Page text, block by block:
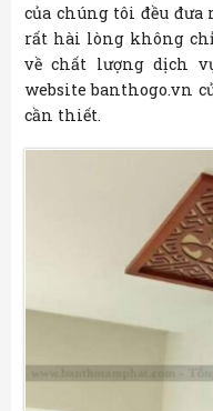
của chúng tôi đều
rất hài lòng không
về chất lượng dịch
website banthogo.vn
cần thiết.